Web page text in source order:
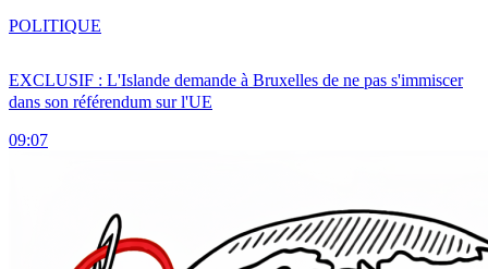
EXCLUSIF : L'Islande demande à Bruxelles de ne pas s'immiscer
dans son référendum sur l'UE
09:07
POLITIQUE